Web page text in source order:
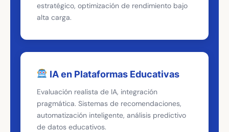
estratégico, optimización de rendimiento bajo
alta carga.
IA en Plataformas Educativas
Evaluación realista de IA, integración
pragmática. Sistemas de recomendaciones,
automatización inteligente, análisis predictivo
de datos educativos.